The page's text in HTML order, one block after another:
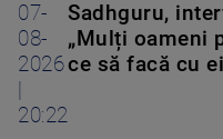
07-
08-
2026
20:22
Sadhguru,
„Mulți oameni
ce să facă cu